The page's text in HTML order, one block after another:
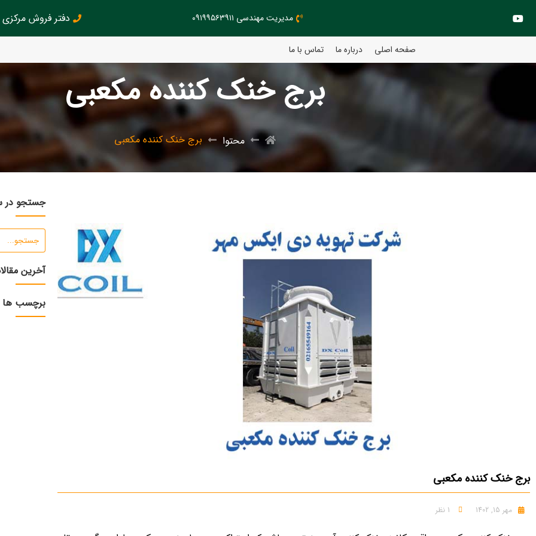
مدیریت مهندسی ۰۹۱۹۹۵۶۳۹۱۱ دفتر فروش مرکزی :
صفحه اصلی درباره ما تماس با ما
برج خنک کننده مکعبی
محتوا برج خنک کننده مکعبی
برج خنک کننده مکعبی
مهر 15, 1402 1 نظر
جستجو در
آخرین
برچسب ها